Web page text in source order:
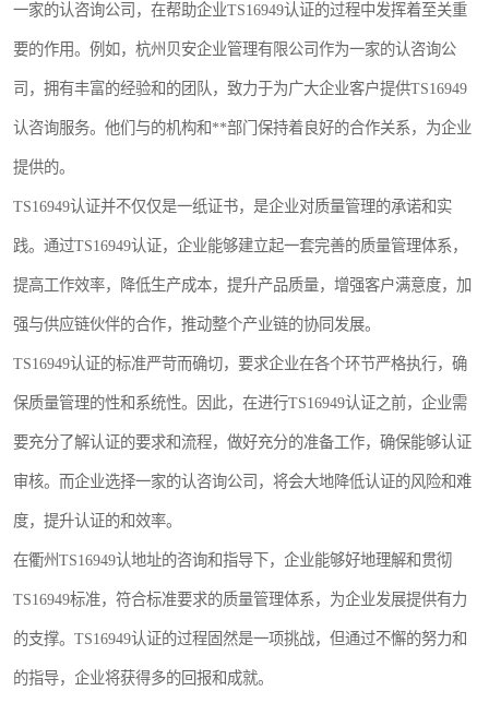
一家的认咨询公司，在帮助企业TS16949认证的过程中发挥着至关重
要的作用。例如，杭州贝安企业管理有限公司作为一家的认咨询公
司，拥有丰富的经验和的团队，致力于为广大企业客户提供TS16949
认咨询服务。他们与的机构和**部门保持着良好的合作关系，为企业
提供的。
TS16949认证并不仅仅是一纸证书，是企业对质量管理的承诺和实
践。通过TS16949认证，企业能够建立起一套完善的质量管理体系，
提高工作效率，降低生产成本，提升产品质量，增强客户满意度，加
强与供应链伙伴的合作，推动整个产业链的协同发展。
TS16949认证的标准严苛而确切，要求企业在各个环节严格执行，确
保质量管理的性和系统性。因此，在进行TS16949认证之前，企业需
要充分了解认证的要求和流程，做好充分的准备工作，确保能够认证
审核。而企业选择一家的认咨询公司，将会大地降低认证的风险和难
度，提升认证的和效率。
在衢州TS16949认地址的咨询和指导下，企业能够好地理解和贯彻
TS16949标准，符合标准要求的质量管理体系，为企业发展提供有力
的支撑。TS16949认证的过程固然是一项挑战，但通过不懈的努力和
的指导，企业将获得多的回报和成就。